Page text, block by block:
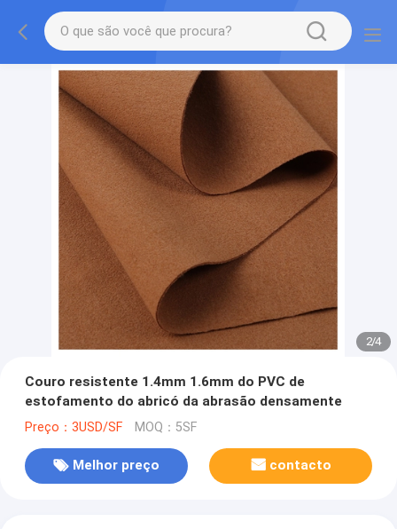
2/4
Couro resistente 1.4mm 1.6mm do PVC de
estofamento do abricó da abrasão densamente
Preço：3USD/SF MOQ：5SF
Melhor preço contacto